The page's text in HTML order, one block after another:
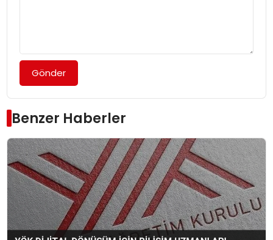
Gönder
Benzer Haberler